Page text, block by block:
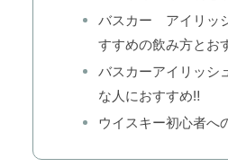
バスカー アイリッ
すすめの飲み方とお
バスカーアイリッシ
な人におすすめ‼
ウイスキー初心者へ